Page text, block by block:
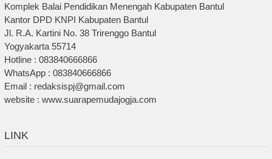
Komplek Balai Pendidikan Menengah Kabupaten Bantul
Kantor DPD KNPI Kabupaten Bantul
Jl. R.A. Kartini No. 38 Trirenggo Bantul
Yogyakarta 55714
Hotline : 083840666866
WhatsApp : 083840666866
Email : redaksispj@gmail.com
website : www.suarapemudajogja.com
LINK